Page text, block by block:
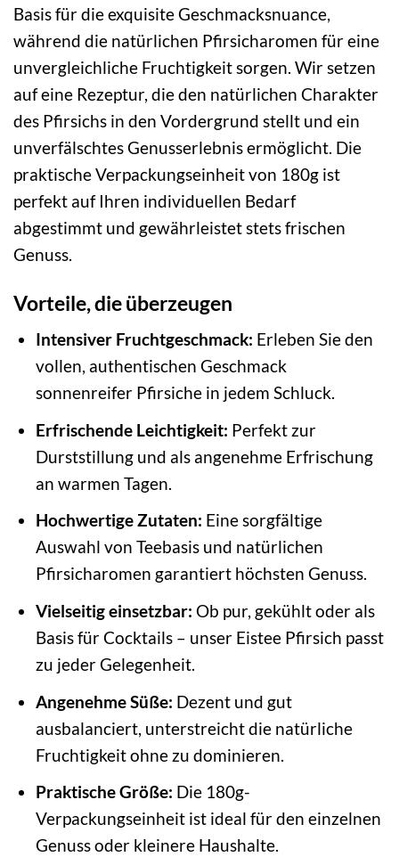
Basis für die exquisite Geschmacksnuance,
während die natürlichen Pfirsicharomen für eine
unvergleichliche Fruchtigkeit sorgen. Wir setzen
auf eine Rezeptur, die den natürlichen Charakter
des Pfirsichs in den Vordergrund stellt und ein
unverfälschtes Genusserlebnis ermöglicht. Die
praktische Verpackungseinheit von 180g ist
perfekt auf Ihren individuellen Bedarf
abgestimmt und gewährleistet stets frischen
Genuss.
Vorteile, die überzeugen
Intensiver Fruchtgeschmack: Erleben Sie den
vollen, authentischen Geschmack
sonnenreifer Pfirsiche in jedem Schluck.
Erfrischende Leichtigkeit: Perfekt zur
Durststillung und als angenehme Erfrischung
an warmen Tagen.
Hochwertige Zutaten: Eine sorgfältige
Auswahl von Teebasis und natürlichen
Pfirsicharomen garantiert höchsten Genuss.
Vielseitig einsetzbar: Ob pur, gekühlt oder als
Basis für Cocktails – unser Eistee Pfirsich passt
zu jeder Gelegenheit.
Angenehme Süße: Dezent und gut
ausbalanciert, unterstreicht die natürliche
Fruchtigkeit ohne zu dominieren.
Praktische Größe: Die 180g-
Verpackungseinheit ist ideal für den einzelnen
Genuss oder kleinere Haushalte.